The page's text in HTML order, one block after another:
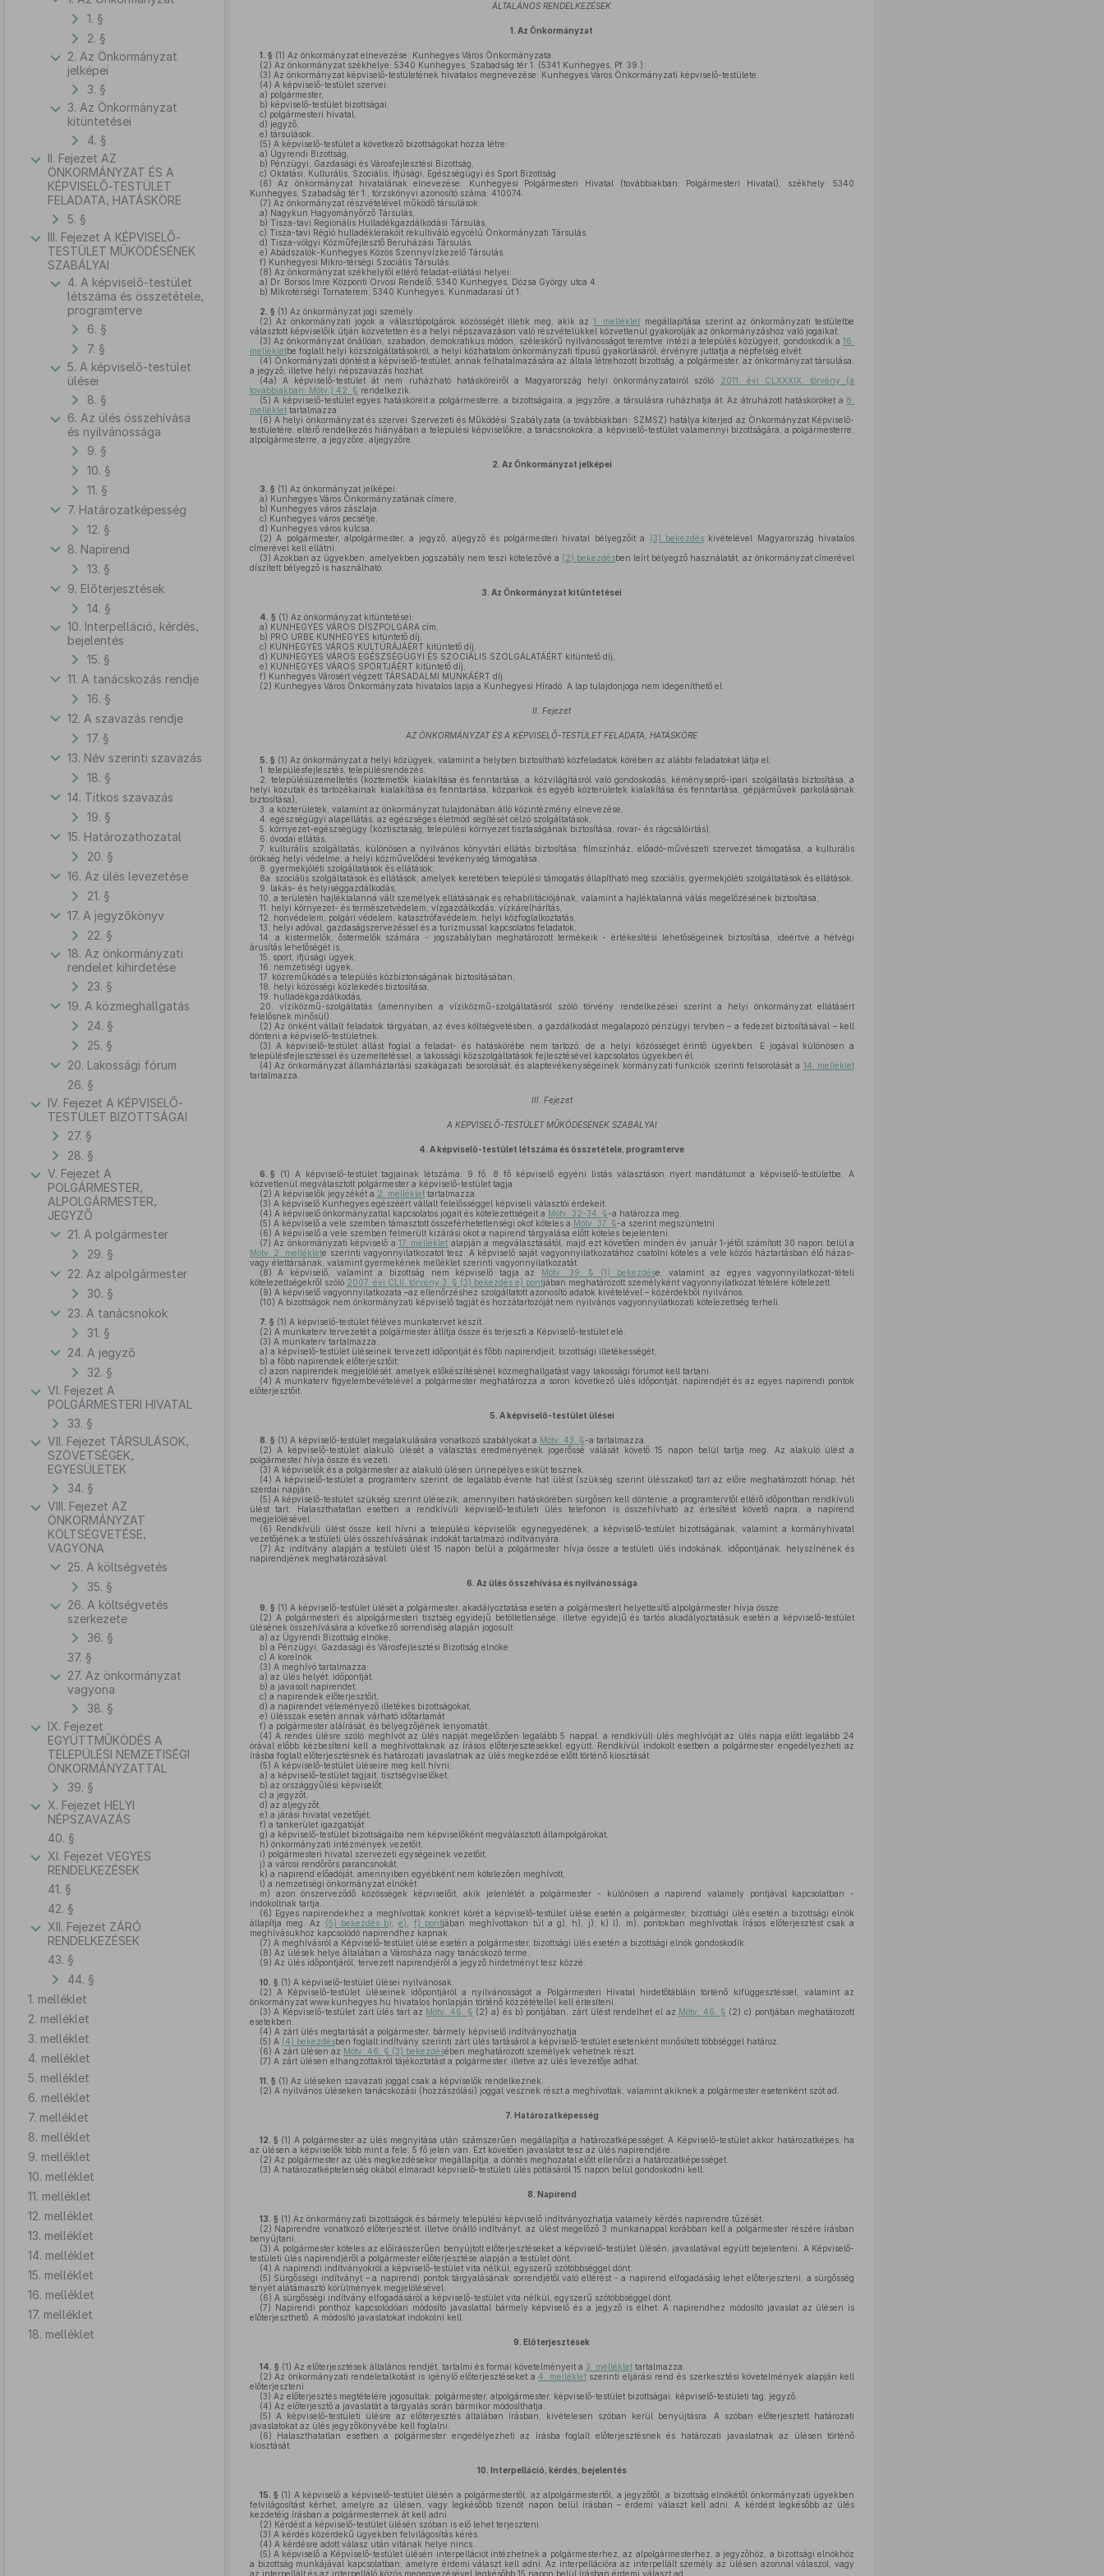
1. §
2. §
2. Az Önkormányzat
jelképei
3. §
3. Az Önkormányzat
kitüntetései
4. §
II. Fejezet AZ
ÖNKORMÁNYZAT ÉS A
KÉPVISELŐ-TESTÜLET
FELADATA, HATÁSKÖRE
5. §
III. Fejezet A KÉPVISELŐ-
TESTÜLET MŰKÖDÉSÉNEK
SZABÁLYAI
4. A képviselő-testület
létszáma és összetétele,
programterve
6. §
7. §
5. A képviselő-testület
ülései
8. §
6. Az ülés összehívása
és nyilvánossága
9. §
10. §
11. §
7. Határozatképesség
12. §
8. Napirend
13. §
9. Előterjesztések
14. §
10. Interpelláció, kérdés,
bejelentés
15. §
11. A tanácskozás rendje
16. §
12. A szavazás rendje
17. §
13. Név szerinti szavazás
18. §
14. Titkos szavazás
19. §
15. Határozathozatal
20. §
16. Az ülés levezetése
21. §
17. A jegyzőkönyv
22. §
18. Az önkormányzati
rendelet kihirdetése
23. §
19. A közmeghallgatás
24. §
25. §
20. Lakossági fórum
26. §
IV. Fejezet A KÉPVISELŐ-
TESTÜLET BIZOTTSÁGAI
27. §
28. §
V. Fejezet A
POLGÁRMESTER,
ALPOLGÁRMESTER,
JEGYZŐ
21. A polgármester
29. §
22. Az alpolgármester
30. §
23. A tanácsnokok
31. §
24. A jegyző
32. §
VI. Fejezet A
POLGÁRMESTERI HIVATAL
33. §
VII. Fejezet TÁRSULÁSOK,
SZÖVETSÉGEK,
EGYESÜLETEK
34. §
VIII. Fejezet AZ
ÖNKORMÁNYZAT
KÖLTSÉGVETÉSE,
VAGYONA
25. A költségvetés
35. §
26. A költségvetés
szerkezete
36. §
37. §
27. Az önkormányzat
vagyona
38. §
IX. Fejezet
EGYÜTTMŰKÖDÉS A
TELEPÜLÉSI NEMZETISÉGI
ÖNKORMÁNYZATTAL
39. §
X. Fejezet HELYI
NÉPSZAVAZÁS
40. §
XI. Fejezet VEGYES
RENDELKEZÉSEK
41. §
42. §
XII. Fejezet ZÁRÓ
RENDELKEZÉSEK
43. §
44. §
1. melléklet
2. melléklet
3. melléklet
4. melléklet
5. melléklet
6. melléklet
7. melléklet
8. melléklet
9. melléklet
10. melléklet
11. melléklet
12. melléklet
13. melléklet
14. melléklet
15. melléklet
16. melléklet
17. melléklet
18. melléklet
ÁLTALÁNOS RENDELKEZÉSEK
1. Az Önkormányzat
1. § (1) Az önkormányzat elnevezése: Kunhegyes Város Önkormányzata.
(2) Az önkormányzat székhelye: 5340 Kunhegyes, Szabadság tér 1. (5341 Kunhegyes, Pf. 39.).
(3) Az önkormányzat képviselő-testületének hivatalos megnevezése: Kunhegyes Város Önkormányzati képviselő-testülete.
(4) A képviselő-testület szervei:
a) polgármester,
b) képviselő-testület bizottságai,
c) polgármesteri hivatal,
d) jegyző,
e) társulások.
(5) A képviselő-testület a következő bizottságokat hozza létre:
a) Ügyrendi Bizottság,
b) Pénzügyi, Gazdasági és Városfejlesztési Bizottság,
c) Oktatási, Kulturális, Szociális, Ifjúsági, Egészségügyi és Sport Bizottság
(6) Az önkormányzat hivatalának elnevezése: Kunhegyesi Polgármesteri Hivatal (továbbiakban: Polgármesteri Hivatal), székhely: 5340
Kunhegyes, Szabadság tér 1., törzskönyvi azonosító száma: 410074.
(7) Az önkormányzat részvételével működő társulások:
a) Nagykun Hagyományőrző Társulás,
b) Tisza-tavi Regionális Hulladékgazdálkodási Társulás,
c) Tisza-tavi Régió hulladéklerakóit rekultiváló egycélú Önkormányzati Társulás,
d) Tisza-völgyi Közműfejlesztő Beruházási Társulás,
e) Abádszalók-Kunhegyes Közös Szennyvízkezelő Társulás,
f) Kunhegyesi Mikro-térségi Szociális Társulás.
(8) Az önkormányzat székhelytől eltérő feladat-ellátási helyei:
a) Dr. Borsos Imre Központi Orvosi Rendelő, 5340 Kunhegyes, Dózsa György utca 4.
b) Mikrotérségi Tornaterem, 5340 Kunhegyes, Kunmadarasi út 1.
2. § (1) Az önkormányzat jogi személy.
(2) Az önkormányzati jogok a választópolgárok közösségét illetik meg, akik az1. melléklet megállapítása szerint az önkormányzati testületbe
választott képviselőik útján közvetetten és a helyi népszavazáson való részvételükkel közvetlenül gyakorolják az önkormányzáshoz való jogaikat.
(3) Az önkormányzat önállóan, szabadon, demokratikus módon, széleskörű nyilvánosságot teremtve intézi a település közügyeit, gondoskodik a16.
mellékletbe foglalt helyi közszolgáltatásokról, a helyi közhatalom önkormányzati típusú gyakorlásáról, érvényre juttatja a népfelség elvét.
(4) Önkormányzati döntést a képviselő-testület, annak felhatalmazására az általa létrehozott bizottság, a polgármester, az önkormányzat társulása,
a jegyző, illetve helyi népszavazás hozhat.
(4a) A képviselő-testület át nem ruházható hatásköreiről a Magyarország helyi önkormányzatairól szóló
2011. évi CLXXXIX. törvény (a
továbbiakban: Mötv.) 42. § rendelkezik.
(5) A képviselő-testület egyes hatásköreit a polgármesterre, a bizottságaira, a jegyzőre, a társulásra ruházhatja át. Az átruházott hatásköröket a 8.
melléklettartalmazza.
(6) A helyi önkormányzat és szervei Szervezeti és Működési Szabályzata (a továbbiakban: SZMSZ) hatálya kiterjed az Önkormányzat Képviselő-
testületére, eltérő rendelkezés hiányában a települési képviselőkre, a tanácsnokokra, a képviselő-testület valamennyi bizottságára, a polgármesterre,
alpolgármesterre, a jegyzőre, aljegyzőre.
2. Az Önkormányzat jelképei
3. § (1) Az önkormányzat jelképei:
a) Kunhegyes Város Önkormányzatának címere,
b) Kunhegyes város zászlaja,
c) Kunhegyes város pecsétje,
d) Kunhegyes város kulcsa,
(2) A polgármester, alpolgármester, a jegyző, aljegyző és polgármesteri hivatal bélyegzőit a (3) bekezdés kivételével Magyarország hivatalos
címerével kell ellátni.
(3) Azokban az ügyekben, amelyekben jogszabály nem teszi kötelezővé a (2) bekezdésben leírt bélyegző használatát, az önkormányzat címerével
díszített bélyegző is használható.
3. Az Önkormányzat kitüntetései
4. § (1) Az önkormányzat kitüntetései:
a) KUNHEGYES VÁROS DÍSZPOLGÁRA cím,
b) PRO URBE KUNHEGYES kitüntető díj,
c) KUNHEGYES VÁROS KULTÚRÁJÁÉRT kitüntető díj,
d) KUNHEGYES VÁROS EGÉSZSÉGÜGYI ÉS SZOCIÁLIS SZOLGÁLATÁÉRT kitüntető díj,
e) KUNHEGYES VÁROS SPORTJÁÉRT kitüntető díj,
f) Kunhegyes Városért végzett TÁRSADALMI MUNKÁÉRT díj.
(2) Kunhegyes Város Önkormányzata hivatalos lapja a Kunhegyesi Híradó. A lap tulajdonjoga nem idegeníthető el.
II. Fejezet
AZ ÖNKORMÁNYZAT ÉS A KÉPVISELŐ-TESTÜLET FELADATA, HATÁSKÖRE
5. § (1) Az önkormányzat a helyi közügyek, valamint a helyben biztosítható közfeladatok körében az alábbi feladatokat látja el:
1. településfejlesztés, településrendezés,
2.
településüzemeltetés (köztemetők kialakítása és fenntartása, a közvilágításról való gondoskodás, kéményseprő-ipari szolgáltatás biztosítása, a
helyi közutak és tartozékainak kialakítása és fenntartása, közparkok és egyéb közterületek kialakítása és fenntartása, gépjárművek parkolásának
biztosítása),
3. a közterületek, valamint az önkormányzat tulajdonában álló közintézmény elnevezése,
4. egészségügyi alapellátás, az egészséges életmód segítését célzó szolgáltatások,
5.
környezet-egészségügy (köztisztaság, települési környezet tisztaságának biztosítása, rovar- és rágcsálóirtás),
6. óvodai ellátás,
7.
kulturális szolgáltatás, különösen a nyilvános könyvtári ellátás biztosítása; filmszínház, előadó-művészeti szervezet támogatása, a kulturális
örökség helyi védelme; a helyi közművelődési tevékenység támogatása,
8. gyermekjóléti szolgáltatások és ellátások;
8a.
szociális szolgáltatások és ellátások, amelyek keretében települési támogatás állapítható meg szociális, gyermekjóléti szolgáltatások és ellátások,
9.
lakás- és helyiséggazdálkodás,
10. a területén hajléktalanná vált személyek ellátásának és rehabilitációjának, valamint a hajléktalanná válás megelőzésének biztosítása,
11.
helyi környezet- és természetvédelem, vízgazdálkodás, vízkárelhárítás,
12.
honvédelem, polgári védelem, katasztrófavédelem, helyi közfoglalkoztatás,
13.
helyi adóval, gazdaságszervezéssel és a turizmussal kapcsolatos feladatok,
14.
a kistermelők, őstermelők számára - jogszabályban meghatározott termékeik - értékesítési lehetőségeinek biztosítása, ideértve a hétvégi
árusítás lehetőségét is,
15.
sport, ifjúsági ügyek,
16.
nemzetiségi ügyek,
17. közreműködés a település közbiztonságának biztosításában,
18.
helyi közösségi közlekedés biztosítása,
19.
hulladékgazdálkodás,
20.
víziközmű-szolgáltatás (amennyiben a víziközmű-szolgáltatásról szóló törvény rendelkezései szerint a helyi önkormányzat ellátásért
felelősnek minősül).
(2) Az önként vállalt feladatok tárgyában, az éves költségvetésben, a gazdálkodást megalapozó pénzügyi tervben – a fedezet biztosításával – kell
dönteni a képviselő-testületnek.
(3) A képviselő-testület állást foglal a feladat- és hatáskörébe nem tartozó, de a helyi közösséget érintő ügyekben. E jogával különösen a
településfejlesztéssel és üzemeltetéssel, a lakossági közszolgáltatások fejlesztésével kapcsolatos ügyekben él.
(4) Az önkormányzat államháztartási szakágazati besorolását, és alaptevékenységeinek kormányzati funkciók szerinti felsorolását a 14. melléklet
tartalmazza.
III. Fejezet
A KÉPVISELŐ-TESTÜLET MŰKÖDÉSÉNEK SZABÁLYAI
4. A képviselő-testület létszáma és összetétele , programterve
6. § (1) A képviselő-testület tagjainak létszáma: 9 fő. 8 fő képviselő egyéni listás választáson nyert mandátumot a képviselő-testületbe. A
közvetlenül megválasztott polgármester a képviselő-testület tagja.
(2) A képviselők jegyzékét a 2. melléklettartalmazza.
(3) A képviselő Kunhegyes egészéért vállalt felelősséggel képviseli választói érdekeit.
(4) A képviselő önkormányzattal kapcsolatos jogait és kötelezettségeit a Mötv. 32-34. §-a határozza meg.
(5) A képviselő a vele szemben támasztott összeférhetetlenségi okot köteles a Mötv. 37. §-a szerint megszüntetni.
(6) A képviselő a vele szemben felmerült kizárási okot a napirend tárgyalása előtt köteles bejelenteni.
(7) Az önkormányzati képviselő a17. melléklet alapján a megválasztásától, majd ezt követően minden év január 1-jétől számított 30 napon belül a
Mötv. 2. melléklete szerinti vagyonnyilatkozatot tesz. A képviselő saját vagyonnyilatkozatához csatolni köteles a vele közös háztartásban élő házas-
vagy élettársának, valamint gyermekének melléklet szerinti vagyonnyilatkozatát.
(8) A képviselő, valamint a bizottság nem képviselő tagja az Mötv. 39. § (1) bekezdése, valamint az egyes vagyonnyilatkozat-tételi
kötelezettségekről szóló 2007. évi CLII. törvény 3. § (3) bekezdés e) pontjában meghatározott személyként vagyonnyilatkozat tételére kötelezett.
(9) A képviselő vagyonnyilatkozata –az ellenőrzéshez szolgáltatott azonosító adatok kivételével – közérdekből nyilvános.
(10) A bizottságok nem önkormányzati képviselő tagját és hozzátartozóját nem nyilvános vagyonnyilatkozati kötelezettség terheli.
7. § (1) A képviselő-testület féléves munkatervet készít.
(2) A munkaterv tervezetét a polgármester állítja össze és terjeszti a Képviselő-testület elé.
(3) A munkaterv tartalmazza:
a) a képviselő-testület üléseinek tervezett időpontját és főbb napirendjeit, bizottsági illetékességét;
b) a főbb napirendek előterjesztőit;
c) azon napirendek megjelölését, amelyek előkészítésénél közmeghallgatást vagy lakossági fórumot kell tartani.
(4) A munkaterv figyelembevételével a polgármester meghatározza a soron következő ülés időpontját, napirendjét és az egyes napirendi pontok
előterjesztőit.
5. A képviselő-testület ülései
8. § (1) A képviselő-testület megalakulására vonatkozó szabályokat a Mötv. 43. §-a tartalmazza.
(2) A képviselő-testület alakuló ülését a választás eredményének jogerőssé válását követő 15 napon belül tartja meg. Az alakuló ülést a
polgármester hívja össze és vezeti.
(3) A képviselők és a polgármester az alakuló ülésen ünnepélyes esküt tesznek.
(4) A képviselő-testület a programterv szerint, de legalább évente hat ülést (szükség szerint ülésszakot) tart az előre meghatározott hónap, hét
szerdai napján.
(5) A képviselő-testület szükség szerint ülésezik, amennyiben hatáskörében sürgősen kell döntenie, a programtervtől eltérő időpontban rendkívüli
ülést tart. Halaszthatatlan esetben a rendkívüli képviselő-testületi ülés telefonon is összehívható az értesítést követő napra, a napirend
megjelölésével.
(6) Rendkívüli ülést össze kell hívni a települési képviselők egynegyedének, a képviselő-testület bizottságának, valamint a kormányhivatal
vezetőjének a testületi ülés összehívásának indokát tartalmazó indítványára.
(7) Az indítvány alapján a testületi ülést 15 napon belül a polgármester hívja össze a testületi ülés indokának, időpontjának, helyszínének és
napirendjének meghatározásával.
6. Az ülés összehívása és nyilvánossága
9. § (1) A képviselő-testület ülését a polgármester, akadályoztatása esetén a polgármestert helyettesítő alpolgármester hívja össze.
(2) A polgármesteri és alpolgármesteri tisztség egyidejű betöltetlensége, illetve egyidejű és tartós akadályoztatásuk esetén a képviselő-testület
ülésének összehívására a következő sorrendiség alapján jogosult:
a) az Ügyrendi Bizottság elnöke,
b) a Pénzügyi, Gazdasági és Városfejlesztési Bizottság elnöke
c) A korelnök
(3) A meghívó tartalmazza:
a) az ülés helyét, időpontját,
b) a javasolt napirendet,
c) a napirendek előterjesztőit,
d) a napirendet véleményező illetékes bizottságokat,
e) ülésszak esetén annak várható időtartamát
f) a polgármester aláírását, és bélyegzőjének lenyomatát.
(4) A rendes ülésre szóló meghívót az ülés napját megelőzően legalább 5 nappal, a rendkívüli ülés meghívóját az ülés napja előtt legalább 24
órával előbb kézbesíteni kell a meghívottaknak az írásos előterjesztésekkel együtt. Rendkívül indokolt esetben a polgármester engedélyezheti az
írásba foglalt előterjesztésnek és határozati javaslatnak az ülés megkezdése előtt történő kiosztását.
(5) A képviselő-testület üléseire meg kell hívni:
a) a képviselő-testület tagjait, tisztségviselőket,
b) az országgyűlési képviselőt,
c) a jegyzőt,
d) az aljegyzőt,
e) a járási hivatal vezetőjét,
f) a tankerület igazgatóját
g) a képviselő-testület bizottságaiba nem képviselőként megválasztott állampolgárokat,
h) önkormányzati intézmények vezetőit,
i) polgármesteri hivatal szervezeti egységeinek vezetőit,
j) a városi rendőrőrs parancsnokát,
k) a napirend előadóját, amennyiben egyébként nem kötelezően meghívott,
l) a nemzetiségi önkormányzat elnökét
m) azon önszerveződő közösségek képviselőit, akik jelenlétét a polgármester - különösen a napirend valamely pontjával kapcsolatban -
indokoltnak tartja.
(6) Egyes napirendekhez a meghívottak konkrét körét a képviselő-testület ülése esetén a polgármester, bizottsági ülés esetén a bizottsági elnök
állapítja meg. Az
(5) bekezdés b) ,e) f) pontjában meghívottakon túl a g), h), j), k) l), m), pontokban meghívottak írásos előterjesztést csak a
meghívásukhoz kapcsolódó napirendhez kapnak.
(7) A meghívásról a Képviselő-testület ülése esetén a polgármester, bizottsági ülés esetén a bizottsági elnök gondoskodik.
(8) Az ülések helye általában a Városháza nagy tanácskozó terme.
(9) Az ülés időpontjáról, tervezett napirendjéről a jegyző hirdetményt tesz közzé.
10. § (1) A képviselő-testület ülései nyilvánosak.
(2) A Képviselő-testület üléseinek időpontjáról a nyilvánosságot a Polgármesteri Hivatal hirdetőtábláin történő kifüggesztéssel, valamint az
önkormányzat www.kunhegyes.hu hivatalos honlapján történő közzététellel kell értesíteni.
(3) A Képviselő-testület zárt ülés tart az Mötv. 46. § (2) a) és b) pontjában, zárt ülést rendelhet el az Mötv. 46. § (2) c) pontjában meghatározott
esetekben.
(4) A zárt ülés megtartását a polgármester, bármely képviselő indítványozhatja.
(5) A (4) bekezdésben foglalt indítvány szerinti zárt ülés tartásáról a képviselő-testület esetenként minősített többséggel határoz.
(6) A zárt ülésen az Mötv. 46. § (3) bekezdésében meghatározott személyek vehetnek részt.
(7) A zárt ülésen elhangzottakról tájékoztatást a polgármester, illetve az ülés levezetője adhat.
11. § (1) Az üléseken szavazati joggal csak a képviselők rendelkeznek.
(2) A nyilvános üléseken tanácskozási (hozzászólási) joggal vesznek részt a meghívottak, valamint akiknek a polgármester esetenként szót ad.
7. Határozatképesség
12. § (1) A polgármester az ülés megnyitása után számszerűen megállapítja a határozatképességet. A Képviselő-testület akkor határozatképes, ha
az ülésen a képviselők több mint a fele, 5 fő jelen van. Ezt követően javaslatot tesz az ülés napirendjére.
(2) Az polgármester az ülés megkezdésekor megállapítja, a döntés meghozatal előtt ellenőrzi a határozatképességet.
(3) A határozatképtelenség okából elmaradt képviselő-testületi ülés pótlásáról 15 napon belül gondoskodni kell.
8. Napirend
13. § (1) Az önkormányzati bizottságok és bármely települési képviselő indítványozhatja valamely kérdés napirendre tűzését.
(2) Napirendre vonatkozó előterjesztést, illetve önálló indítványt, az ülést megelőző 3 munkanappal korábban kell a polgármester részére írásban
benyújtani.
(3) A polgármester köteles az előírásszerűen benyújtott előterjesztéseket a képviselő-testület ülésén, javaslatával együtt bejelenteni. A Képviselő-
testületi ülés napirendjéről a polgármester előterjesztése alapján a testület dönt.
(4) A napirendi indítványokról a képviselő-testület vita nélkül, egyszerű szótöbbséggel dönt.
(5) Sürgősségi indítványt – a napirendi pontok tárgyalásának sorrendjétől való eltérést - a napirend elfogadásáig lehet előterjeszteni, a sürgősség
tényét alátámasztó körülmények megjelölésével.
(6) A sürgősségi indítvány elfogadásáról a képviselő-testület vita nélkül, egyszerű szótöbbséggel dönt.
(7) Napirendi ponthoz kapcsolódóan módosító javaslattal bármely képviselő és a jegyző is élhet. A napirendhez módosító javaslat az ülésen is
előterjeszthető. A módosító javaslatokat indokolni kell.
9. Előterjesztések
14. § (1) Az előterjesztések általános rendjét, tartalmi és formai követelményeit a 3. melléklettartalmazza.
(2) Az önkormányzati rendeletalkotást is igénylő előterjesztéseket a4. mellékletszerinti eljárási rend és szerkesztési követelmények alapján kell
előterjeszteni.
(3) Az előterjesztés megtételére jogosultak: polgármester, alpolgármester, képviselő-testület bizottságai, képviselő-testületi tag, jegyző.
(4) Az előterjesztő a javaslatát a tárgyalás során bármikor módosíthatja.
(5) A képviselő-testületi ülésre az előterjesztés általában írásban, kivételesen szóban kerül benyújtásra. A szóban előterjesztett határozati
javaslatokat az ülés jegyzőkönyvébe kell foglalni.
(6) Halaszthatatlan esetben a polgármester engedélyezheti az írásba foglalt előterjesztésnek és határozati javaslatnak az ülésen történő
kiosztását.
10. Interpelláció, kérdés, bejelentés
15. § (1) A képviselő a képviselő-testület ülésén a polgármestertől, az alpolgármestertől, a jegyzőtől, a bizottság elnökétől önkormányzati ügyekben
felvilágosítást kérhet, amelyre az ülésen, vagy legkésőbb tizenöt napon belül írásban – érdemi választ kell adni. A kérdést legkésőbb az ülés
kezdetéig írásban a polgármesternek át kell adni.
(2) Kérdést a képviselő-testület ülésén szóban is elő lehet terjeszteni.
(3) A kérdés közérdekű ügyekben felvilágosítás kérés.
(4) A kérdésre adott válasz után vitának helye nincs.
(5) A képviselő a Képviselő-testület ülésén interpellációt intézhetnek a polgármesterhez, az alpolgármesterhez, a jegyzőhöz, a bizottsági elnökhöz
a bizottság munkájával kapcsolatban, amelyre érdemi választ kell adni. Az interpellációra az interpellált személy az ülésen azonnal válaszol, vagy
az interpellált és az interpelláló közös megegyezésével legkésőbb 15 napon belül írásban érdemi választ ad.